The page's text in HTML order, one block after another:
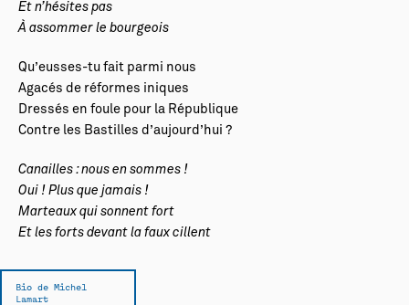
Et n’hésites pas
À assommer le bourgeois
Qu’eusses-tu fait parmi nous
Agacés de réformes iniques
Dressés en foule pour la République
Contre les Bastilles d’aujourd’hui ?
Canailles : nous en sommes !
Oui ! Plus que jamais !
Marteaux qui sonnent fort
Et les forts devant la faux cillent
Bio de Michel
Lamart